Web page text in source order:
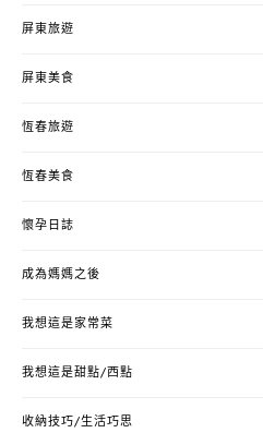
屏東旅遊
屏東美食
恆春旅遊
恆春美食
懷孕日誌
成為媽媽之後
我想這是家常菜
我想這是甜點/西點
收納技巧/生活巧思